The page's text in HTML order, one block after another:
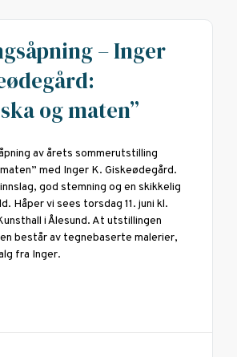
– Inger
og maten”
av årets sommerutstilling
med Inger K. Giskeødegård.
god stemning og en skikkelig
Håper vi sees torsdag 11. juni kl.
i Ålesund. At utstillingen
består av tegnebaserte malerier,
fra Inger.